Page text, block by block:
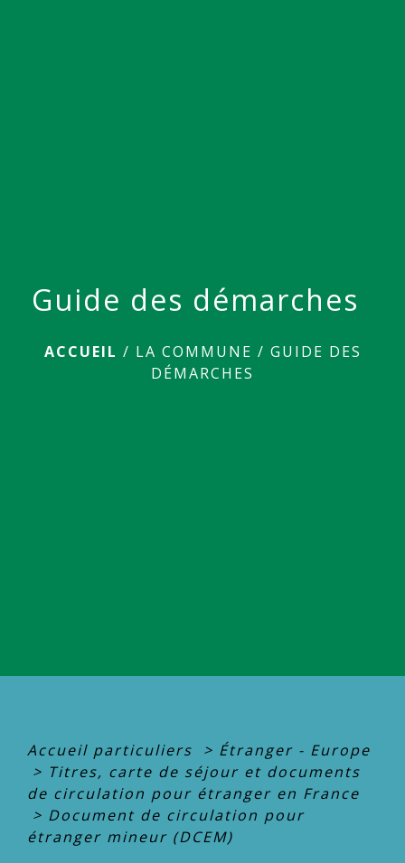
Guide des démarches
ACCUEIL / LA COMMUNE / GUIDE DES
DÉMARCHES
Accueil particuliers > Étranger - Europe
> Titres, carte de séjour et documents
de circulation pour étranger en France
> Document de circulation pour
étranger mineur (DCEM)